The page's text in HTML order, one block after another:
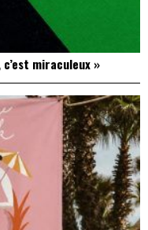
miraculeux »